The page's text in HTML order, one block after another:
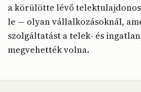
a körülötte lévő
le — olyan vállalkozásoknál,
szolgáltatást a telek- és
megvehették volna.